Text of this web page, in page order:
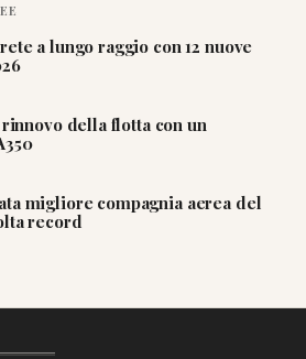
a lungo raggio con 12 nuove
della flotta con un
migliore compagnia aerea del
record